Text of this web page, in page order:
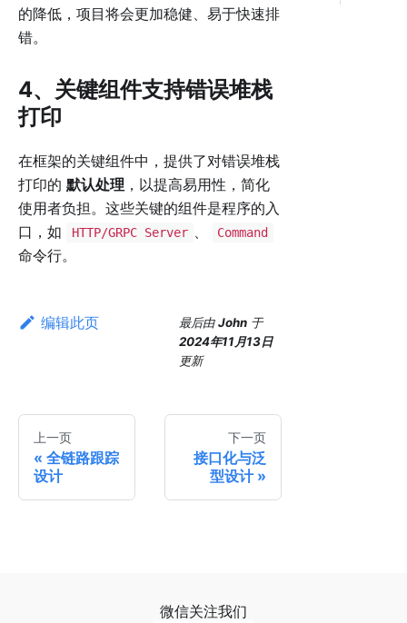
的降低，项目将会更加稳健、易于快速排
错。
4、关键组件支持错误堆栈
打印
在框架的关键组件中，提供了对错误堆栈
打印的 默认处理 ，以提高易用性，简化
使用者负担。这些关键的组件是程序的入
口，如
HTTP/GRPC Server Command
命令行。
编辑此页 最后由John 于
2024年11月13日
更新
上一页
全链路跟踪
设计
下一页
接口化与泛
型设计
微信关注我们